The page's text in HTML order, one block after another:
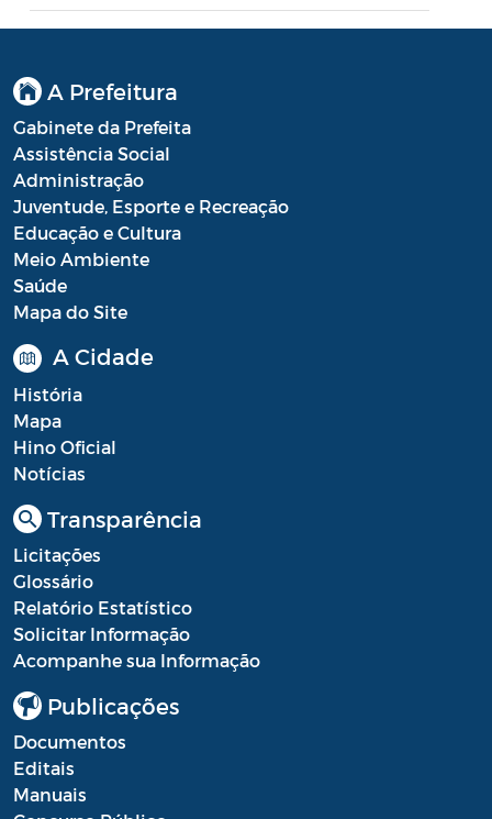
Instruções Normativas
JARI - Junta Recursos de Infração de
Licenças Específicas
Notificação
Portaria SESAU
PORTARIA SETUR
PORTARIA SEELA
Portarias Sobre o Coronavírus COVID-19
A Prefeitura
Gabinete da Prefeita
Assistência Social
Administração
Juventude, Esporte e Recreação
Educação e Cultura
Meio Ambiente
Saúde
Mapa do Site
A Cidade
História
Mapa
Hino Oficial
Notícias
Transparência
Licitações
Glossário
Relatório Estatístico
Solicitar Informação
Acompanhe sua Informação
Publicações
Documentos
Editais
Manuais